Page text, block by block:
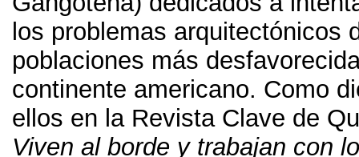
los problemas arquitectónicos
poblaciones más
continente americano. Como
ellos en la Revista Clave de
Viven al borde y trabajan con